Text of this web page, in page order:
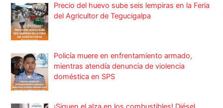
Precio del huevo sube seis lempiras en la Feria
del Agricultor de Tegucigalpa
Policía muere en enfrentamiento armado,
mientras atendía denuncia de violencia
doméstica en SPS